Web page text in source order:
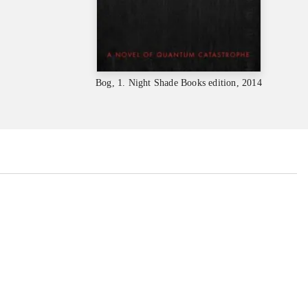
Bog, 1. Night Shade Books edition, 2014